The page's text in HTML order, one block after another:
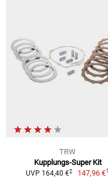
TRW
Kupplungs-Super Kit
UVP 164,40 €2 147,96 €1